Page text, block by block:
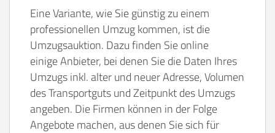
Eine Variante, wie Sie günstig zu einem
professionellen Umzug kommen, ist die
Umzugsauktion. Dazu finden Sie online
einige Anbieter, bei denen Sie die Daten Ihres
Umzugs inkl. alter und neuer Adresse, Volumen
des Transportguts und Zeitpunkt des Umzugs
angeben. Die Firmen können in der Folge
Angebote machen, aus denen Sie sich für